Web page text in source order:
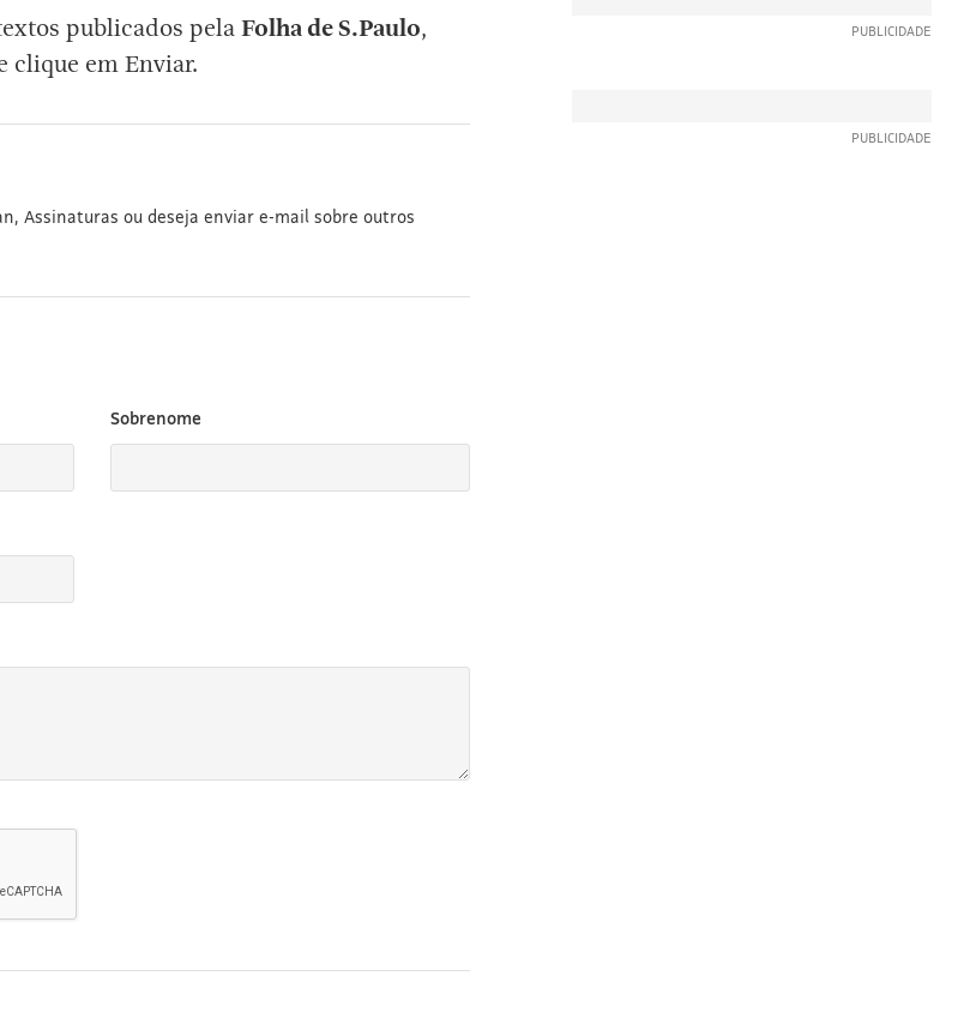
publicados pelaFolha de S.Paulo,
clique em Enviar.
Assinaturas ou deseja enviar e-mail sobre outros
Sobrenome